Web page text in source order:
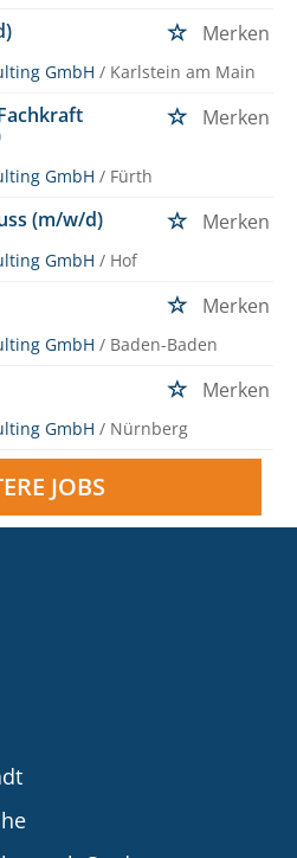
Merken
GmbH / Karlstein am Main
Merken
GmbH / Fürth
(m/w/d) Merken
GmbH / Hof
Merken
GmbH / Baden-Baden
Merken
GmbH / Nürnberg
JOBS